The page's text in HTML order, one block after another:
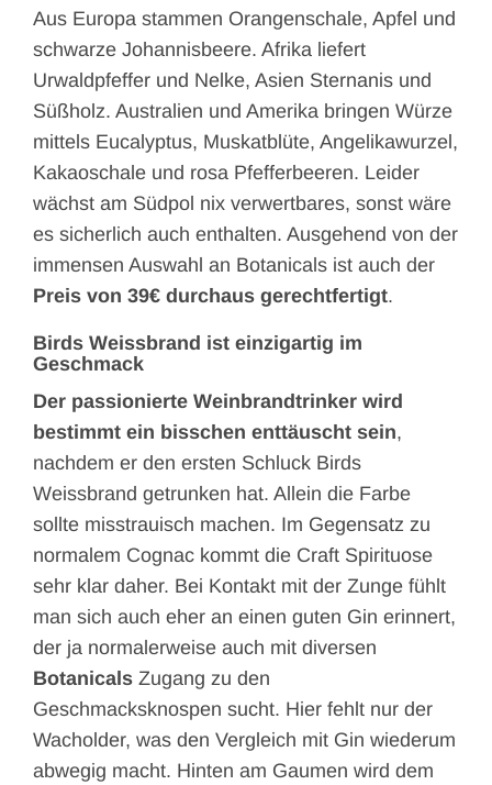
Aus Europa stammen Orangenschale, Apfel und
schwarze Johannisbeere. Afrika liefert
Urwaldpfeffer und Nelke, Asien Sternanis und
Süßholz. Australien und Amerika bringen Würze
mittels Eucalyptus, Muskatblüte, Angelikawurzel,
Kakaoschale und rosa Pfefferbeeren. Leider
wächst am Südpol nix verwertbares, sonst wäre
es sicherlich auch enthalten. Ausgehend von der
immensen Auswahl an Botanicals ist auch der
Preis von 39€ durchaus gerechtfertigt.
Birds Weissbrand ist einzigartig im
Geschmack
Der passionierte Weinbrandtrinker wird
bestimmt ein bisschen enttäuscht sein,
nachdem er den ersten Schluck Birds
Weissbrand getrunken hat. Allein die Farbe
sollte misstrauisch machen. Im Gegensatz zu
normalem Cognac kommt die Craft Spirituose
sehr klar daher. Bei Kontakt mit der Zunge fühlt
man sich auch eher an einen guten Gin erinnert,
der ja normalerweise auch mit diversen
Botanicals Zugang zu den
Geschmacksknospen sucht. Hier fehlt nur der
Wacholder, was den Vergleich mit Gin wiederum
abwegig macht. Hinten am Gaumen wird dem